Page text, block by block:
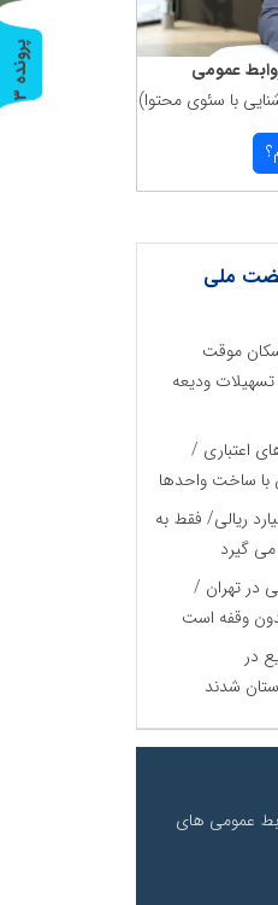
عمومی
با سئوی محتوا)
ملی
برای اسکان موقت
/ اختصاص ۲۰ همت تسهیلات ودیعه
اعتباری /
با ساخت واحدها
بانک مرکزی برای وام ۸.۵ میلیارد ریالی/ فقط به
ملی در تهران /
وقفه است
در
شدند
عمومی های
پ
ر
و
ن
د
ه
3